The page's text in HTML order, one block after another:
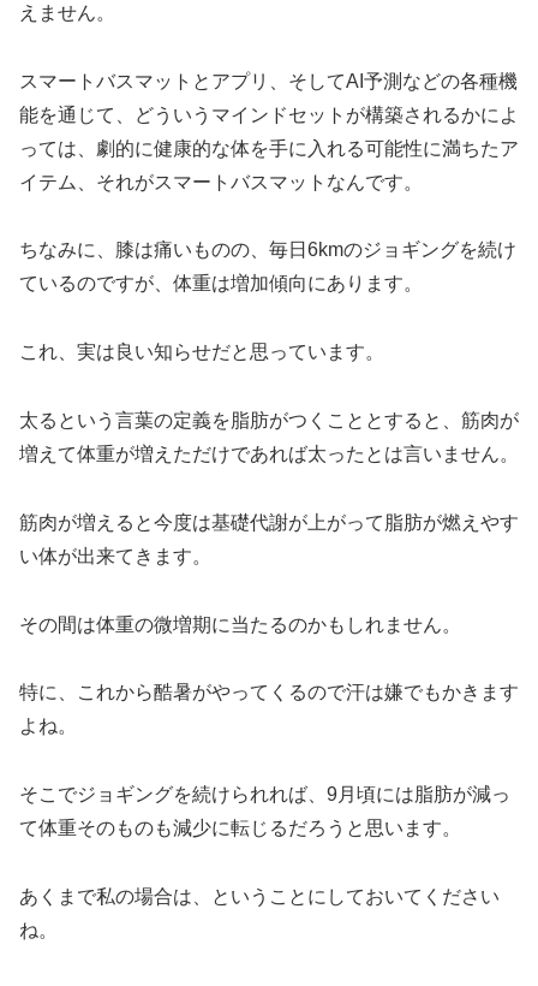
えません。
スマートバスマットとアプリ、そしてAI予測などの各種機
能を通じて、どういうマインドセットが構築されるかによ
っては、劇的に健康的な体を手に入れる可能性に満ちたア
イテム、それがスマートバスマットなんです。
ちなみに、膝は痛いものの、毎日6kmのジョギングを続け
ているのですが、体重は増加傾向にあります。
これ、実は良い知らせだと思っています。
太るという言葉の定義を脂肪がつくこととすると、筋肉が
増えて体重が増えただけであれば太ったとは言いません。
筋肉が増えると今度は基礎代謝が上がって脂肪が燃えやす
い体が出来てきます。
その間は体重の微増期に当たるのかもしれません。
特に、これから酷暑がやってくるので汗は嫌でもかきます
よね。
そこでジョギングを続けられれば、9月頃には脂肪が減っ
て体重そのものも減少に転じるだろうと思います。
あくまで私の場合は、ということにしておいてください
ね。